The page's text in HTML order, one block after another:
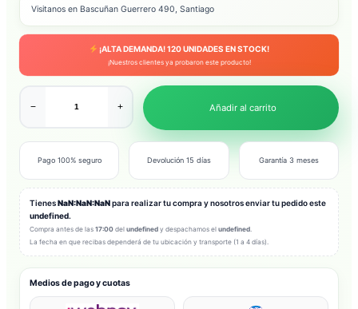
Visitanos en Bascuñan Guerrero 490, Santiago
¡ALTA DEMANDA!120UNIDADES EN STOCK!
¡Nuestros clientes ya probaron este producto!
− + Añadir al carrito
Pago 100% seguro Devolución 15 días Garantía 3 meses
TienesNaN:NaN:NaNpara realizar tu compra y nosotros enviar tu pedido este
undefined.
Compra antes de las 17:00 del undefined y despachamos el undefined
La fecha en que recibas dependerá de tu ubicación y transporte (1 a 4 días).
Medios de pago y cuotas